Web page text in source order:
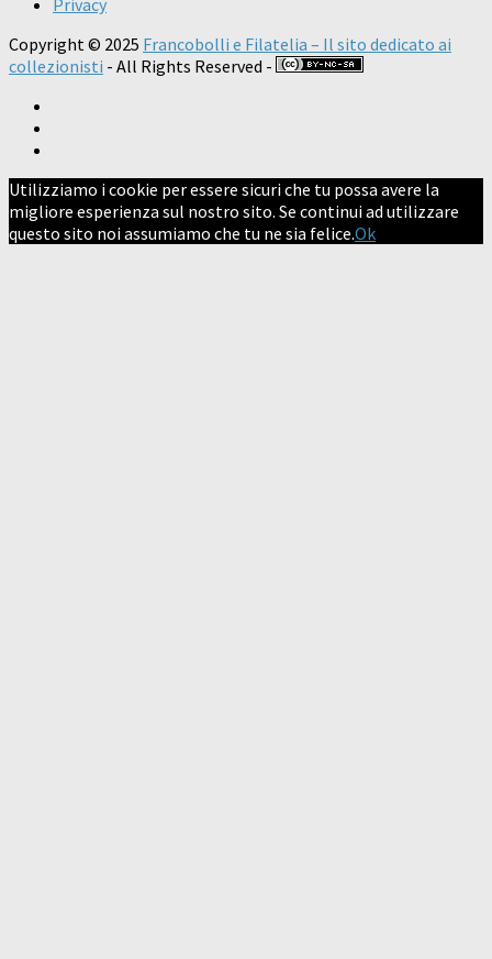
Privacy
Copyright © 2025 Francobolli e Filatelia – Il sito dedicato ai
collezionisti - All Rights Reserved -
Utilizziamo i cookie per essere sicuri che tu possa avere la
migliore esperienza sul nostro sito. Se continui ad utilizzare
questo sito noi assumiamo che tu ne sia felice.Ok